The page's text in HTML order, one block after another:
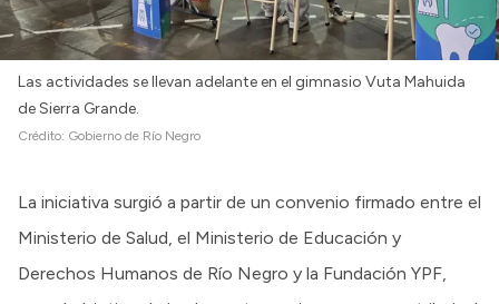
Las actividades se llevan adelante en el gimnasio Vuta Mahuida
de Sierra Grande.
Crédito: Gobierno de Río Negro
La iniciativa surgió a partir de un convenio firmado entre el
Ministerio de Salud, el Ministerio de Educación y
Derechos Humanos de Río Negro y la Fundación YPF,